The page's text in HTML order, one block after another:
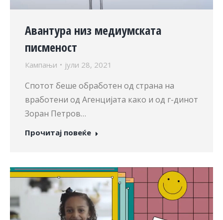
Авантура низ медиумската
писменост
Кампањи јули 28, 2021
Спотот беше обработен од страна на
вработени од Агенцијата како и од г-динот
Зоран Петров…
Прочитај повеќе